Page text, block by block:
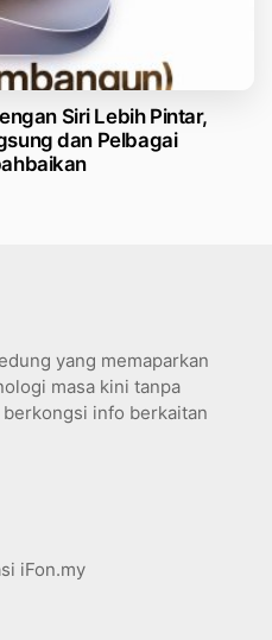
Siri Lebih Pintar,
dan Pelbagai
yang memaparkan
masa kini tanpa
info berkaitan
iFon.my